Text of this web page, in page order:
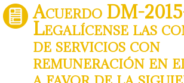
Acuerdo DM-
Legalícense las
de servicios con
remuneración en